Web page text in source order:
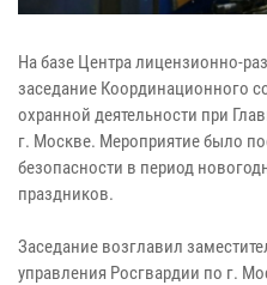
На базе Центра лицензионно-
заседание Координационного
охранной деятельности при
г. Москве. Мероприятие было
безопасности в период
праздников.
Заседание возглавил
управления Росгвардии по г.